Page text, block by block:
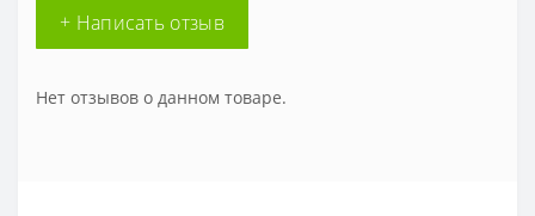
+ Написать отзыв
Нет отзывов о данном товаре.